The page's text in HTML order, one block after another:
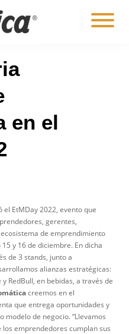
en el
EtMDay 2022, evento que
gerentes,
de emprendimiento
y 16 de diciembre. En dicha
de 3 stands, junto a
alianzas estratégicas:
RedBull, en bebidas, a través de
creemos en el
que entrega oportunidades y
modelo de negocio. “Llevamos
emprendedores cumplan sus